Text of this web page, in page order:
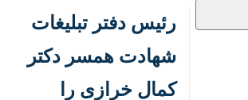
رئیس دفتر تبلیغات
شهادت همسر دکتر
کمال خرازی را تسلیت